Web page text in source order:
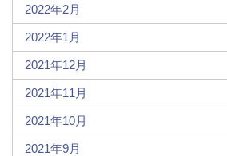
2022年2月
2022年1月
2021年12月
2021年11月
2021年10月
2021年9月